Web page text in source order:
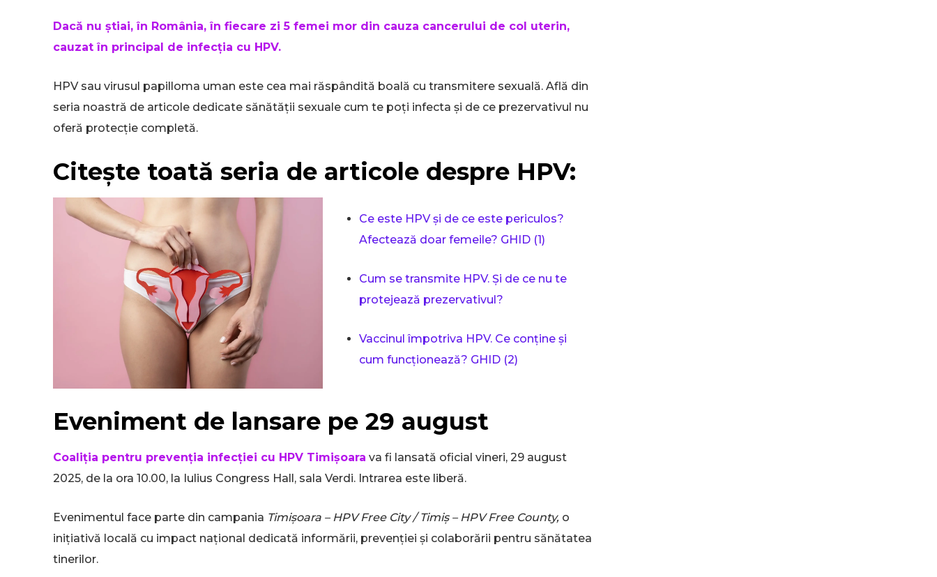
Dacă nu știai, în România, în fiecare zi 5 femei mor din cauza cancerului de col uterin,
cauzat în principal de infecția cu HPV.
HPV sau virusul papilloma uman este cea mai răspândită boală cu transmitere sexuală. Află din
seria noastră de articole dedicate sănătății sexuale cum te poți infecta și de ce prezervativul nu
oferă protecție completă.
Citește toată seria de articole despre HPV:
Ce este HPV și de ce este periculos?
Afectează doar femeile? GHID (1)
Cum se transmite HPV. Și de ce nu te
protejează prezervativul?
Vaccinul împotriva HPV. Ce conține și
cum funcționează? GHID (2)
Eveniment de lansare pe 29 august
Coaliția pentru prevenția infecției cu HPV Timișoara va fi lansată oficial vineri, 29 august
2025, de la ora 10.00, la Iulius Congress Hall, sala Verdi. Intrarea este liberă.
Evenimentul face parte din campania Timișoara – HPV Free City / Timiș – HPV Free County, o
inițiativă locală cu impact național dedicată informării, prevenției și colaborării pentru sănătatea
tinerilor.